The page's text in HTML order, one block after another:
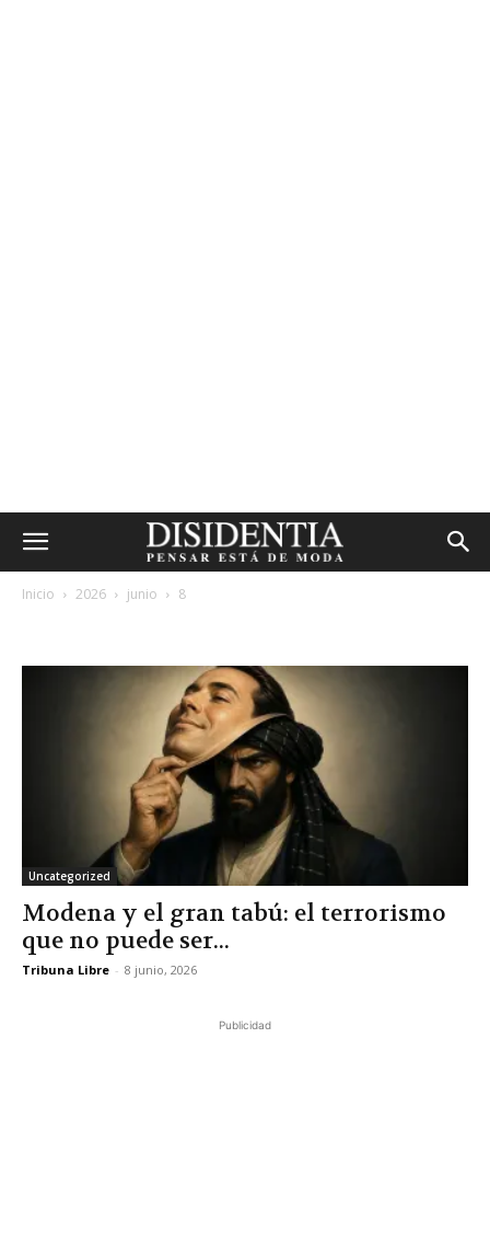
Inicio 2026 junio 8
Uncategorized
Modena y el gran tabú: el terrorismo
que no puede ser...
Tribuna Libre - 8 junio, 2026
Publicidad